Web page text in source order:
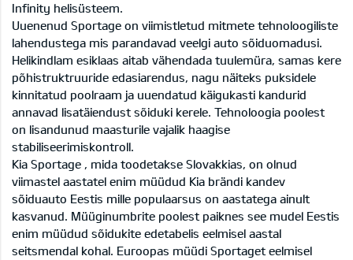
Infinity helisüsteem.
Uuenenud Sportage on viimistletud mitmete tehnoloogiliste
lahendustega mis parandavad veelgi auto sõiduomadusi.
Helikindlam esiklaas aitab vähendada tuulemüra, samas kere
põhistruktruuride edasiarendus, nagu näiteks puksidele
kinnitatud poolraam ja uuendatud käigukasti kandurid
annavad lisatäiendust sõiduki kerele. Tehnoloogia poolest
on lisandunud maasturile vajalik haagise
stabiliseerimiskontroll.
Kia Sportage , mida toodetakse Slovakkias, on olnud
viimastel aastatel enim müüdud Kia brändi kandev
sõiduauto Eestis mille populaarsus on aastatega ainult
kasvanud. Müüginumbrite poolest paiknes see mudel Eestis
enim müüdud sõidukite edetabelis eelmisel aastal
seitsmendal kohal. Euroopas müüdi Sportaget eelmisel